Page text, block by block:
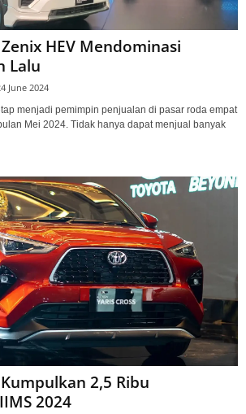
HEV Mendominasi
Lalu
June 2024
menjadi pemimpin penjualan di pasar roda empat
Mei 2024. Tidak hanya dapat menjual banyak
2,5 Ribu
2024